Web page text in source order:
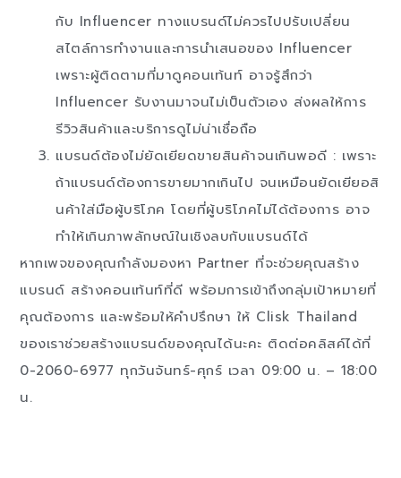
กับ Influencer ทางแบรนด์ไม่ควรไปปรับเปลี่ยน
สไตล์การทำงานและการนำเสนอของ Influencer
เพราะผู้ติดตามที่มาดูคอนเท้นท์ อาจรู้สึกว่า
Influencer รับงานมาจนไม่เป็นตัวเอง ส่งผลให้การ
รีวิวสินค้าและบริการดูไม่น่าเชื่อถือ
แบรนด์ต้องไม่ยัดเยียดขายสินค้าจนเกินพอดี : เพราะ
ถ้าแบรนด์ต้องการขายมากเกินไป จนเหมือนยัดเยียอสิ
นค้าใส่มือผู้บริโภค โดยที่ผู้บริโภคไม่ได้ต้องการ อาจ
ทำให้เกินภาพลักษณ์ในเชิงลบกับแบรนด์ได้
หากเพจของคุณกำลังมองหา Partner ที่จะช่วยคุณสร้าง
แบรนด์ สร้างคอนเท้นท์ที่ดี พร้อมการเข้าถึงกลุ่มเป้าหมายที่
คุณต้องการ และพร้อมให้คำปรึกษา ให้ Clisk Thailand
ของเราช่วยสร้างแบรนด์ของคุณได้นะคะ ติดต่อคลิสค์ได้ที่
0-2060-6977 ทุกวันจันทร์-ศุกร์ เวลา 09:00 น. – 18:00
น.